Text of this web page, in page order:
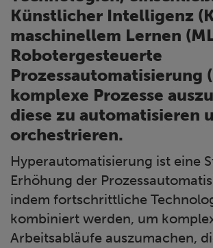
Künstlicher Intelligenz
maschinellem Lernen
Robotergesteuerte
Prozessautomatisierung
komplexe Prozesse
diese zu automatisieren
orchestrieren.
Hyperautomatisierung ist eine
Erhöhung der
indem fortschrittliche
kombiniert werden, um
Arbeitsabläufe auszumachen,